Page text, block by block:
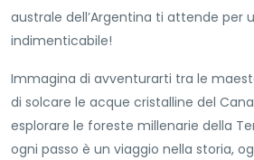
australe dell’Argentina ti attende per
indimenticabile!
Immagina di avventurarti tra le
di solcare le acque cristalline del
esplorare le foreste millenarie della
ogni passo è un viaggio nella storia,